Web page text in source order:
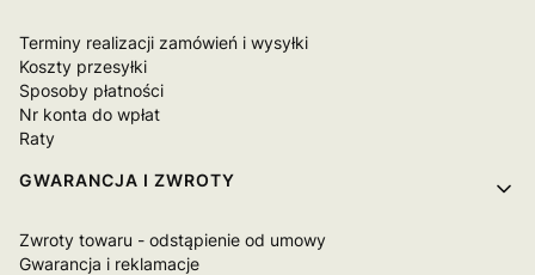
Terminy realizacji zamówień i wysyłki
Koszty przesyłki
Sposoby płatności
Nr konta do wpłat
Raty
GWARANCJA I ZWROTY
Zwroty towaru - odstąpienie od umowy
Gwarancja i reklamacje